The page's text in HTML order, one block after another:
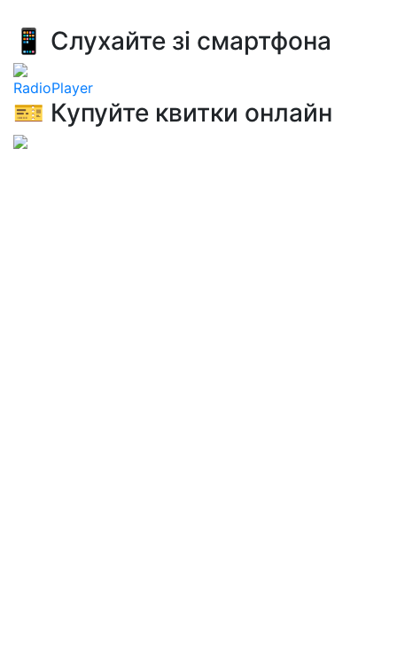
📱 Слухайте зі смартфона
RadioPlayer
🎫 Купуйте квитки онлайн